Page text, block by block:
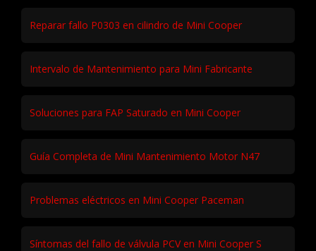
Reparar fallo P0303 en cilindro de Mini Cooper
Intervalo de Mantenimiento para Mini Fabricante
Soluciones para FAP Saturado en Mini Cooper
Guía Completa de Mini Mantenimiento Motor N47
Problemas eléctricos en Mini Cooper Paceman
Síntomas del fallo de válvula PCV en Mini Cooper S